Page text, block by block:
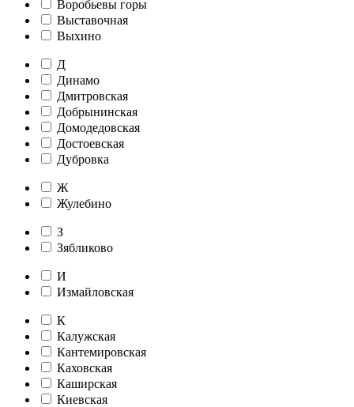
Воробьевы горы
Выставочная
Выхино
Д
Динамо
Дмитровская
Добрынинская
Домодедовская
Достоевская
Дубровка
Ж
Жулебино
З
Зябликово
И
Измайловская
К
Калужская
Кантемировская
Каховская
Каширская
Киевская